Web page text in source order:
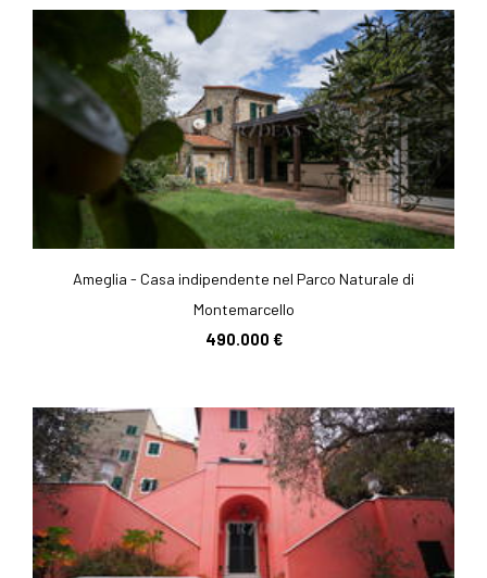
Ameglia - Casa indipendente nel Parco Naturale di
Montemarcello
490.000 €